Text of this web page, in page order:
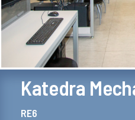
Katedra
RE6